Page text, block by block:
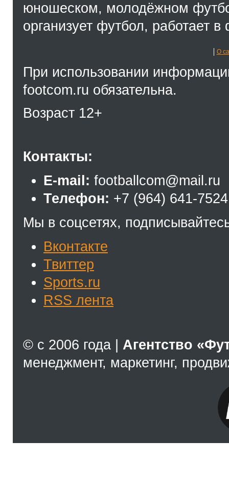
юношеском, молодёжном
организует футбол, работает
О
При использовании
footcom.ru обязательна.
Возраст 12+
Контакты:
E-mail: footballcom@mail.ru
Телефон: +7 (964) 641-7524
Мы в соцсетях,
Вконтакте
Твиттер
Sports.ru
RSS лента
© с 2006 года | Агентство
менеджмент, маркетинг,